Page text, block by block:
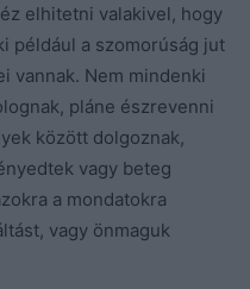
elhitetni valakivel, hogy
például a szomorúság jut
vannak. Nem mindenki
pláne észrevenni
között dolgoznak,
vagy beteg
a mondatokra
vagy önmaguk